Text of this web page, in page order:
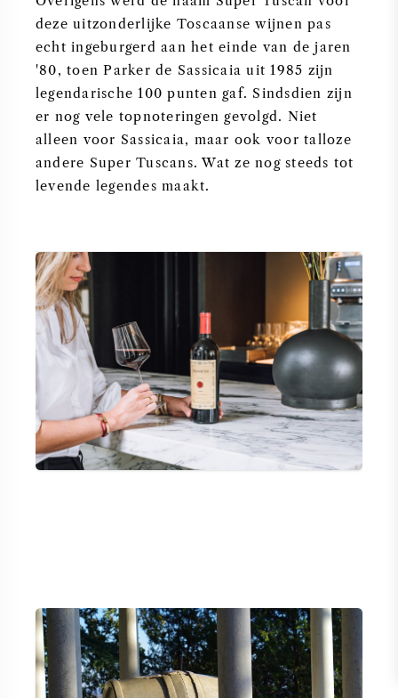
deze uitzonderlijke Toscaanse wijnen pas
echt ingeburgerd aan het einde van de jaren
'80, toen Parker de Sassicaia uit 1985 zijn
legendarische 100 punten gaf. Sindsdien zijn
er nog vele topnoteringen gevolgd. Niet
alleen voor Sassicaia, maar ook voor talloze
andere Super Tuscans. Wat ze nog steeds tot
levende legendes maakt.